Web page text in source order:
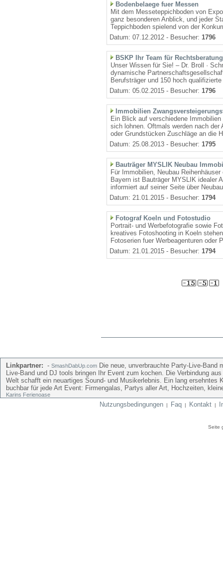
Bodenbelaege fuer Messen
Mit dem Messeteppichboden von
ganz besonderen Anblick, und jeder
Teppichboden spielend von der
Datum: 07.12.2012 - Besucher: 1796
BSKP Ihr Team für Rechtsberatung
Unser Wissen für Sie! – Dr. Broll ·
dynamische
Berufsträger und 150 hoch
Datum: 05.02.2015 - Besucher: 1796
Immobilien
Ein Blick auf verschiedene
sich lohnen. Oftmals werden nach der
oder Grundstücken Zuschläge an die
Datum: 25.08.2013 - Besucher: 1795
Bauträger MYSLIK Neubau
Für Immobilien, Neubau
Bayern ist Bauträger MYSLIK idealer
informiert auf seiner Seite über
Datum: 21.01.2015 - Besucher: 1794
Fotograf Koeln und Fotostudio
Portrait- und Werbefotografie sowie
kreatives Fotoshooting in Koeln
Fotoserien fuer Werbeagenturen oder
Datum: 21.01.2015 - Besucher: 1794
Linkpartner: - SmashDabUp.com Die neue, unverbrauchte Party-Live-Band
Live-Band und DJ tools bringen Ihr Event zum kochen. Die Verbindung
Welt schafft ein neuartiges Sound- und Musikerlebnis. Ein lang
buchbar für jede Art Event: Firmengalas, Partys aller Art, Hochzeiten,
Karins Ferienoase
Nutzungsbedingungen | Faq | Kontakt |
Seite